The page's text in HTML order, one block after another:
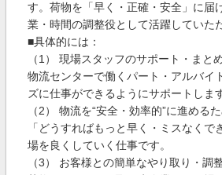
す。荷物を「早く・正確・安全」に届
業・時間の調整役として活躍していた
■具体的には：
（1） 現場スタッフのサポート・まと
物流センターで働くパート・アルバイ
ズに仕事ができるようにサポートしま
（2） 物流を“安全・効率的”に進める
「どうすればもっと早く・ミスなくで
場を良くしていく仕事です。
（3） お客様との簡単なやり取り・調